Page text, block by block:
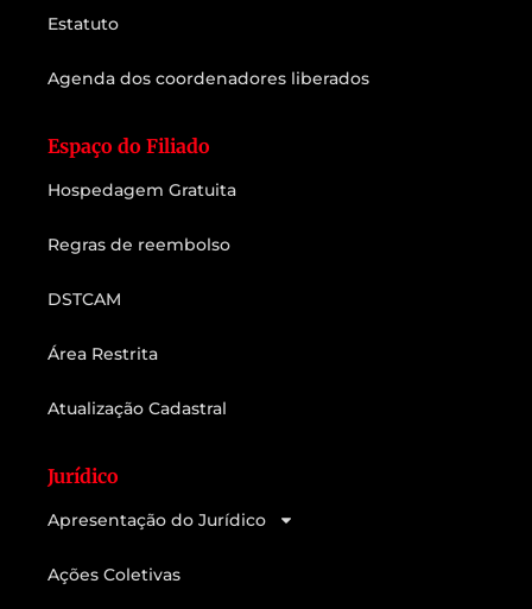
Estatuto
Agenda dos coordenadores liberados
Espaço do Filiado
Hospedagem Gratuita
Regras de reembolso
DSTCAM
Área Restrita
Atualização Cadastral
Jurídico
Apresentação do Jurídico
Ações Coletivas